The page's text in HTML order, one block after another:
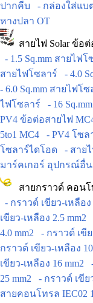
ปากคีบ
- กล่องใส่แบ
หางปลา OT
สายไฟ Solar ข้อต่
- 1.5 Sq.mm สายไฟโ
สายไฟโซลาร์
- 4.0
- 6.0 Sq.mm สายไฟโซ
ไฟโซลาร์
- 16
PV4 ข้อต่อสายไฟ
5to1 MC4
- PV4 โซล
โซลาร์ไดโอด
- สาย
มาร์คเกอร์ อุปกรณ์อื่น
สายกราวด์ คอนโ
- กราวด์ เขียว-เหลือง
เขียว-เหลือง 2.5 mm2
4.0 mm2
- กราวด์ เขี
กราวด์ เขียว-เหลือง
เขียว-เหลือง 16 mm2
25 mm2
- กราวด์ เขีย
สายคอนโทรล IEC02